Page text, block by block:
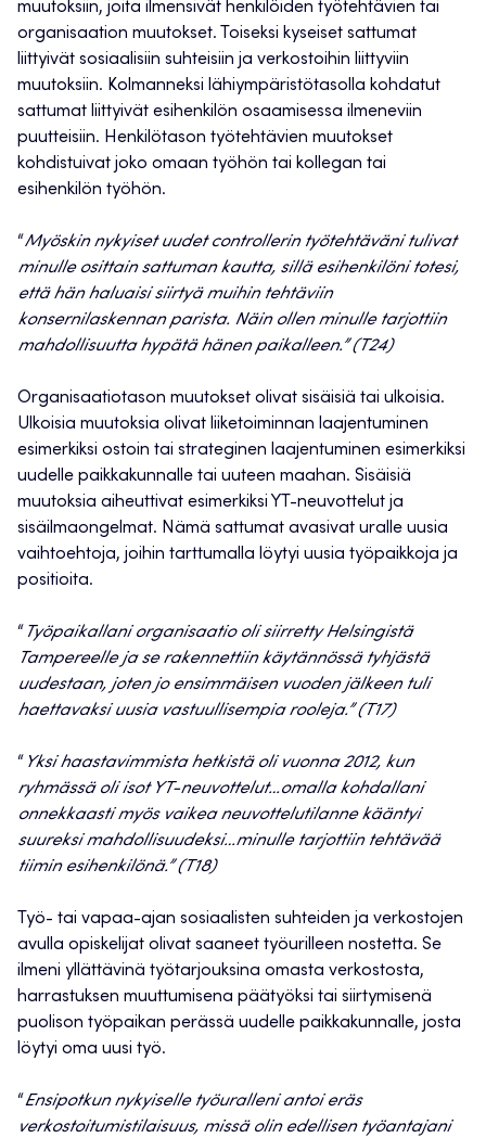
muutoksiin, joita ilmensivät henkilöiden työtehtävien tai
organisaation muutokset. Toiseksi kyseiset sattumat
liittyivät sosiaalisiin suhteisiin ja verkostoihin liittyviin
muutoksiin. Kolmanneksi lähiympäristötasolla kohdatut
sattumat liittyivät esihenkilön osaamisessa ilmeneviin
puutteisiin. Henkilötason työtehtävien muutokset
kohdistuivat joko omaan työhön tai kollegan tai
esihenkilön työhön.
“Myöskin nykyiset uudet controllerin työtehtäväni tulivat
minulle osittain sattuman kautta, sillä esihenkilöni totesi,
että hän haluaisi siirtyä muihin tehtäviin
konsernilaskennan parista. Näin ollen minulle tarjottiin
mahdollisuutta hypätä hänen paikalleen.” (T24)
Organisaatiotason muutokset olivat sisäisiä tai ulkoisia.
Ulkoisia muutoksia olivat liiketoiminnan laajentuminen
esimerkiksi ostoin tai strateginen laajentuminen esimerkiksi
uudelle paikkakunnalle tai uuteen maahan. Sisäisiä
muutoksia aiheuttivat esimerkiksi YT-neuvottelut ja
sisäilmaongelmat. Nämä sattumat avasivat uralle uusia
vaihtoehtoja, joihin tarttumalla löytyi uusia työpaikkoja ja
positioita.
“ Työpaikallani organisaatio oli siirretty Helsingistä
Tampereelle ja se rakennettiin käytännössä tyhjästä
uudestaan, joten jo ensimmäisen vuoden jälkeen tuli
haettavaksi uusia vastuullisempia rooleja.” (T17)
“ Yksi haastavimmista hetkistä oli vuonna 2012, kun
ryhmässä oli isot YT-neuvottelut…omalla kohdallani
onnekkaasti myös vaikea neuvottelutilanne kääntyi
suureksi mahdollisuudeksi…minulle tarjottiin tehtävää
tiimin esihenkilönä.” (T18)
Työ- tai vapaa-ajan sosiaalisten suhteiden ja verkostojen
avulla opiskelijat olivat saaneet työurilleen nostetta. Se
ilmeni yllättävinä työtarjouksina omasta verkostosta,
harrastuksen muuttumisena päätyöksi tai siirtymisenä
puolison työpaikan perässä uudelle paikkakunnalle, josta
löytyi oma uusi työ.
“Ensipotkun nykyiselle työuralleni antoi eräs
verkostoitumistilaisuus, missä olin edellisen työantajani